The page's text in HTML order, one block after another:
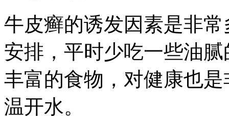
牛皮癣的诱发因素是非
安排，平时少吃一些油
丰富的食物，对健康也
温开水。